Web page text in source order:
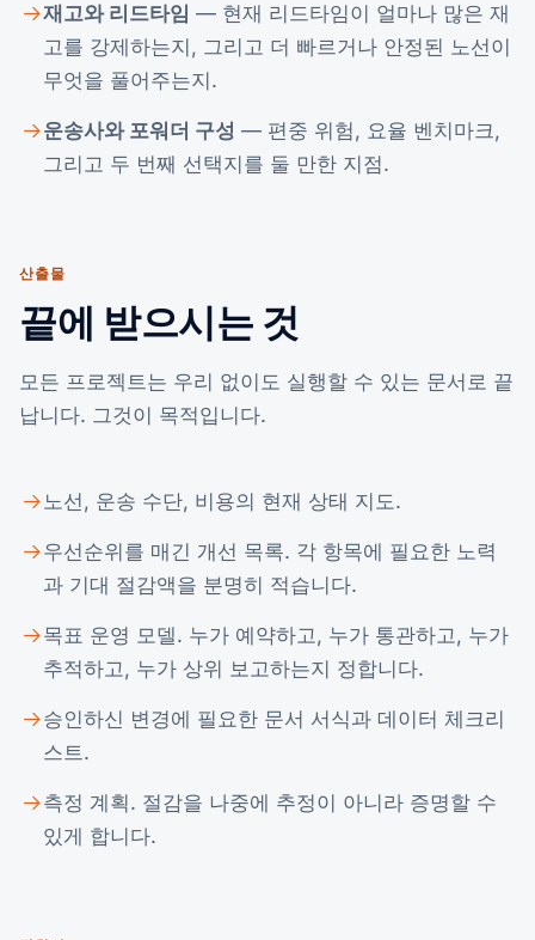
재고와 리드타임 — 현재 리드타임이 얼마나 많은 재
고를 강제하는지, 그리고 더 빠르거나 안정된 노선이
무엇을 풀어주는지.
운송사와 포워더 구성 — 편중 위험, 요율 벤치마크,
그리고 두 번째 선택지를 둘 만한 지점.
산출물
끝에 받으시는 것
모든 프로젝트는 우리 없이도 실행할 수 있는 문서로 끝
납니다. 그것이 목적입니다.
노선, 운송 수단, 비용의 현재 상태 지도.
우선순위를 매긴 개선 목록. 각 항목에 필요한 노력
과 기대 절감액을 분명히 적습니다.
목표 운영 모델. 누가 예약하고, 누가 통관하고, 누가
추적하고, 누가 상위 보고하는지 정합니다.
승인하신 변경에 필요한 문서 서식과 데이터 체크리
스트.
측정 계획. 절감을 나중에 추정이 아니라 증명할 수
있게 합니다.